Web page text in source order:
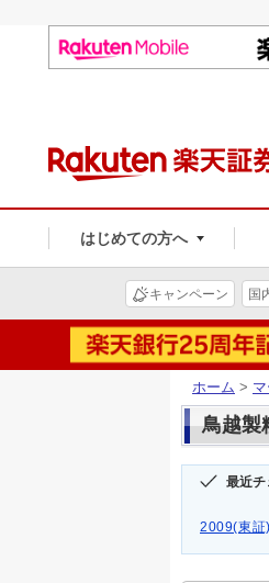
はじめての方へ
キャンペーン 国
ホーム >
鳥越製
最近チ
2009(東証)